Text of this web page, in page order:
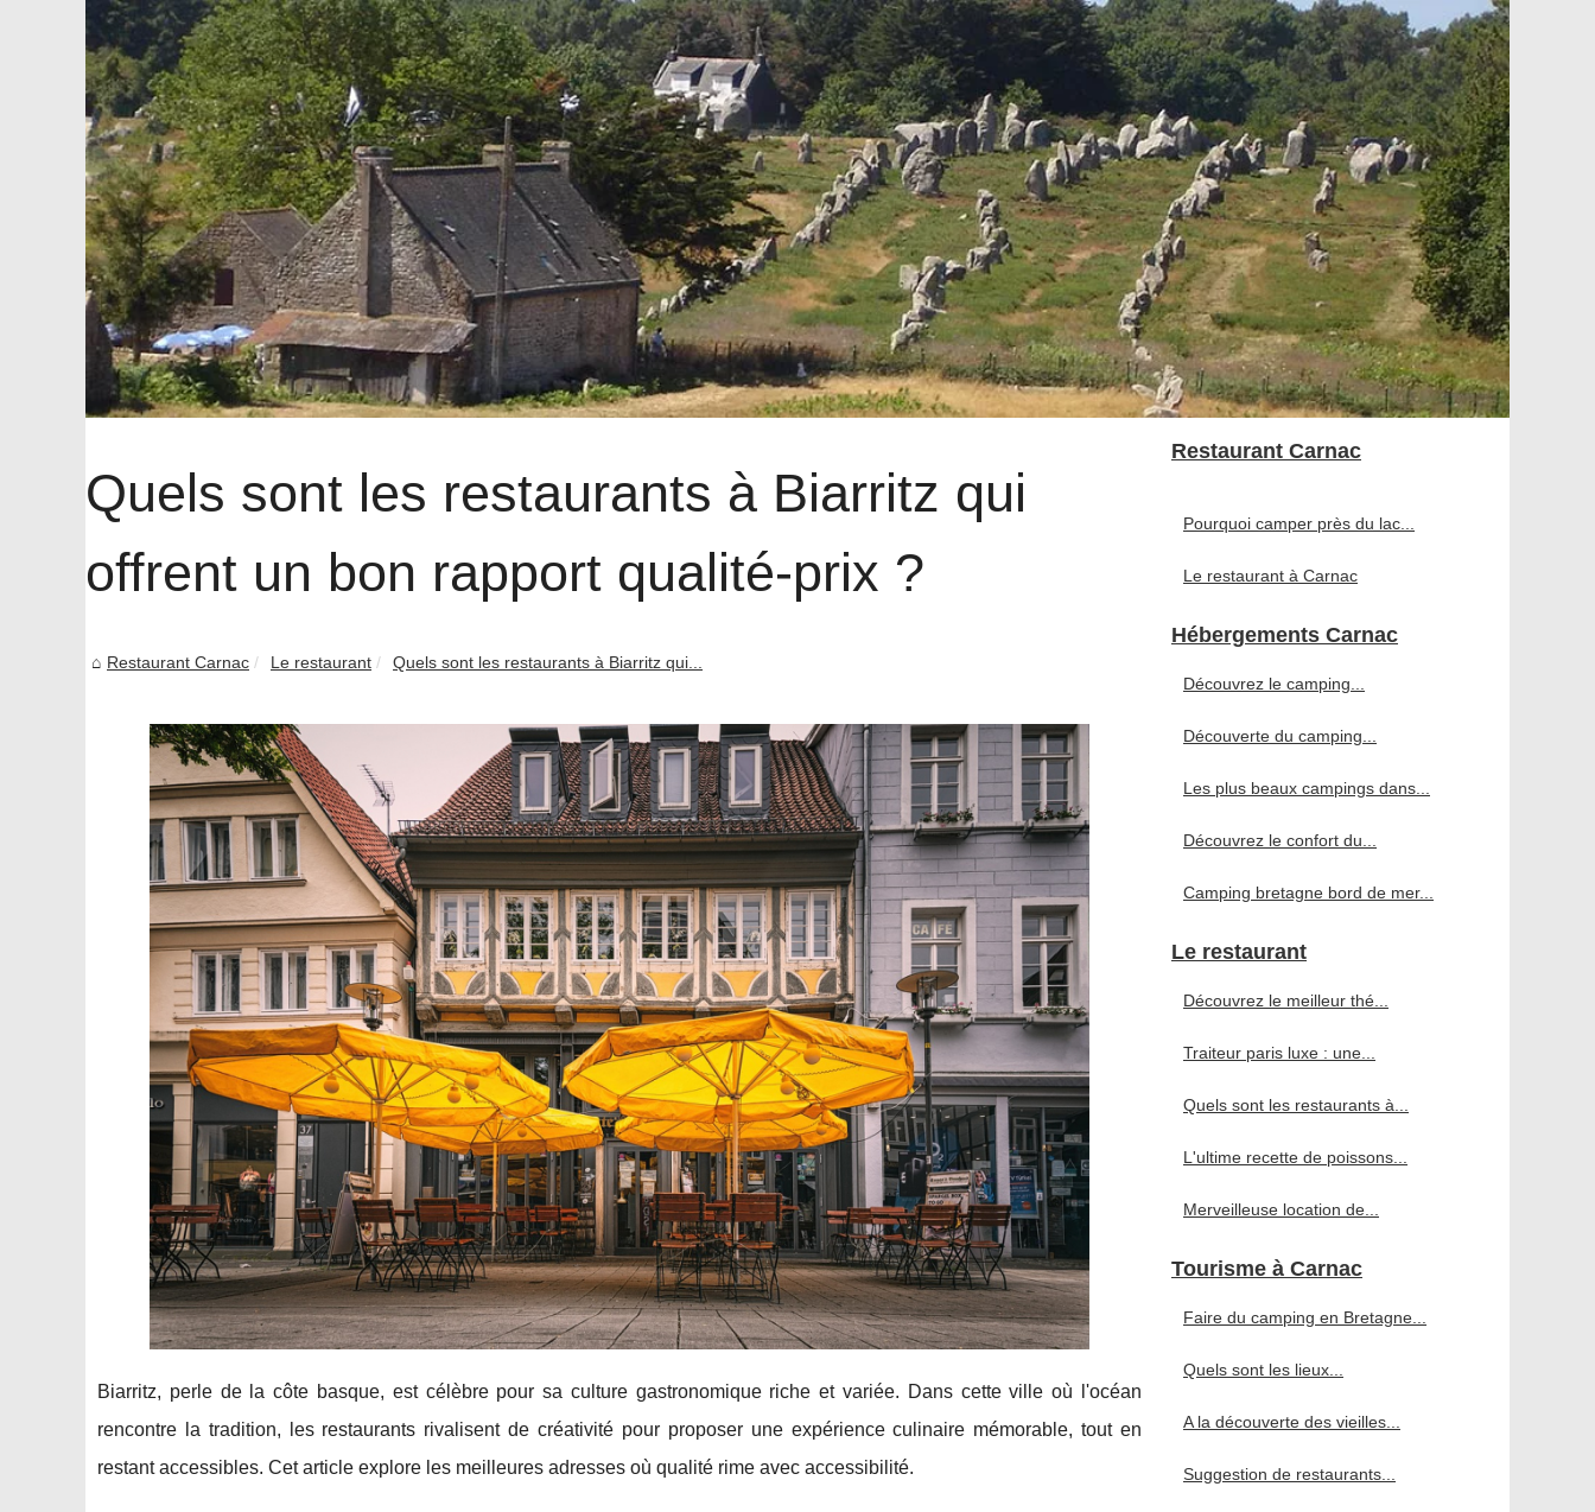
Quels sont les restaurants à Biarritz qui
offrent un bon rapport qualité-prix ?
Restaurant Carnac Le restaurant Quels sont les restaurants à Biarritz qui...
Biarritz, perle de la côte basque, est célèbre pour sa culture gastronomique riche et variée. Dans cette ville où l'océan
rencontre la tradition, les restaurants rivalisent de créativité pour proposer une expérience culinaire mémorable, tout en
restant accessibles. Cet article explore les meilleures adresses où qualité rime avec accessibilité.
Restaurant Carnac
Pourquoi camper près du lac...
Le restaurant à Carnac
Hébergements Carnac
Découvrez le camping...
Découverte du camping...
Les plus beaux campings dans...
Découvrez le confort du...
Camping bretagne bord de mer...
Le restaurant
Découvrez le meilleur thé...
Traiteur paris luxe : une...
Quels sont les restaurants à...
L'ultime recette de poissons...
Merveilleuse location de...
Tourisme à Carnac
Faire du camping en Bretagne...
Quels sont les lieux...
A la découverte des vieilles...
Suggestion de restaurants...